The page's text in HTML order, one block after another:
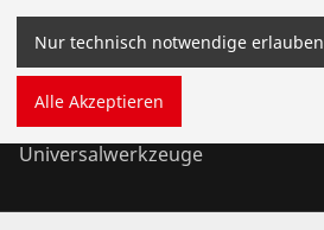
Wartung
Kälte- und Klimatechnik
Universalwerkzeuge
Nur technisch notwendige erlauben
Alle Akzeptieren